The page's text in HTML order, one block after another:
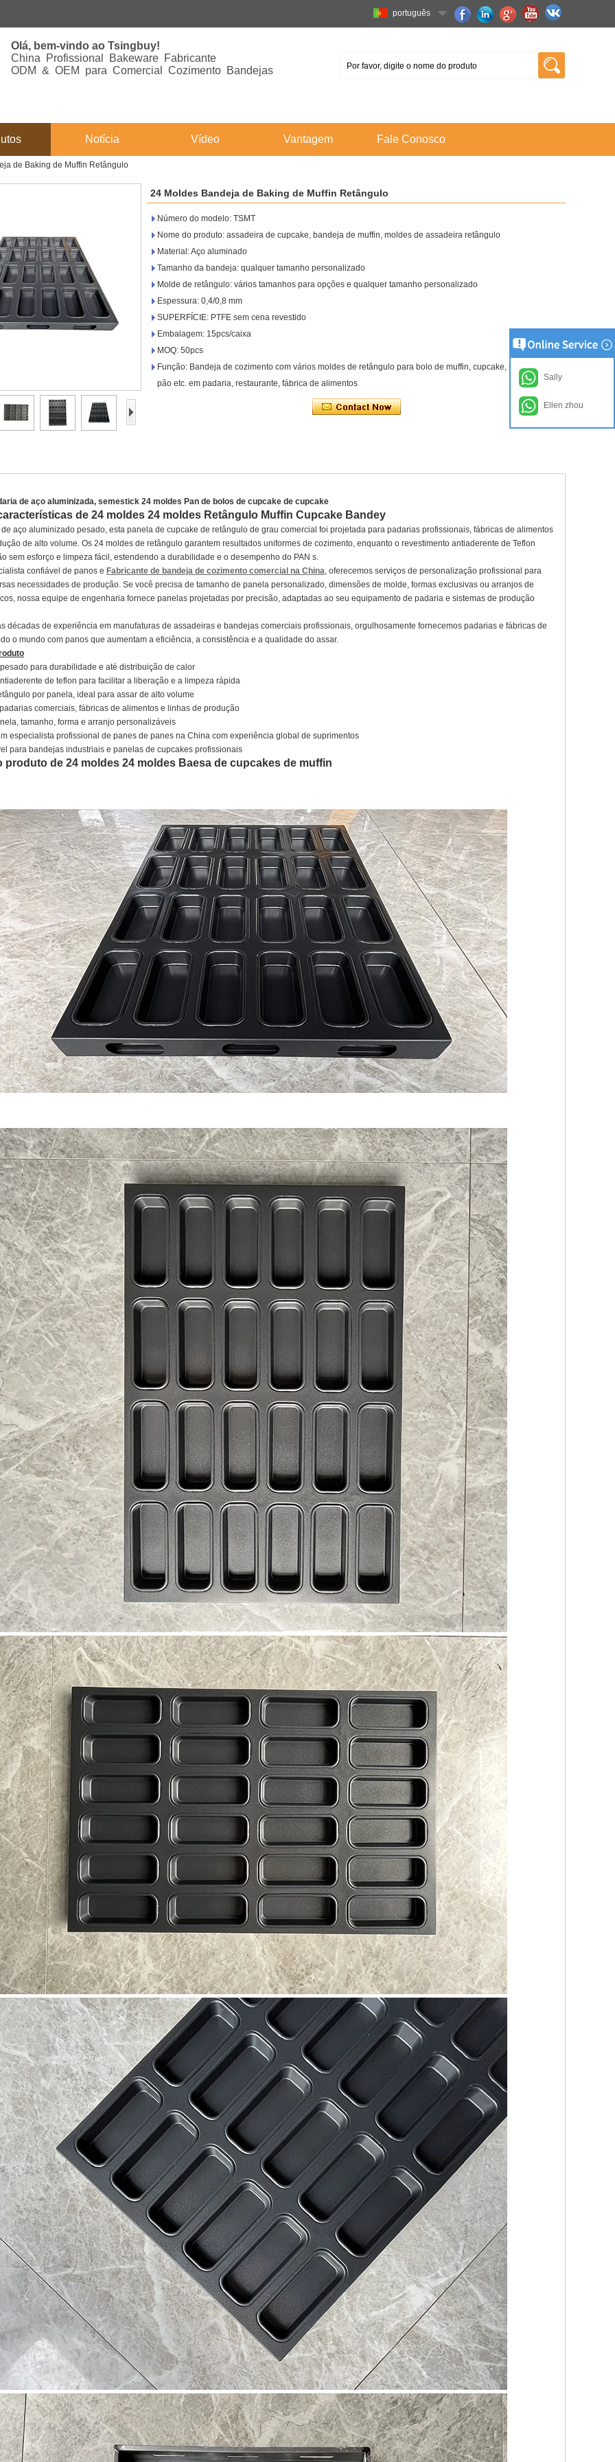
português
Olá, bem-vindo ao Tsingbuy!
China Profissional Bakeware Fabricante
ODM & OEM para Comercial Cozimento Bandejas
Notícia Vídeo Vantagem Fale Conosco
de Baking de Muffin Retângulo
24 Moldes Bandeja de Baking de Muffin Retângulo
Número do modelo: TSMT
Nome do produto: assadeira de cupcake, bandeja de muffin, moldes de assadeira retângulo
Material: Aço aluminado
Tamanho da bandeja: qualquer tamanho personalizado
Molde de retângulo: vários tamanhos para opções e qualquer tamanho personalizado
Espessura: 0,4/0,8 mm
SUPERFÍCIE: PTFE sem cena revestido
Embalagem: 15pcs/caixa
MOQ: 50pcs
Função: Bandeja de cozimento com vários moldes de retângulo para bolo de muffin, cupcake, mini pão de
pão etc. em padaria, restaurante, fábrica de alimentos
de aço aluminizada, semestick 24 moldes Pan de bolos de cupcake de cupcake
de 24 moldes 24 moldes Retângulo Muffin Cupcake Bandey
aço aluminizado pesado, esta panela de cupcake de retângulo de grau comercial foi projetada para padarias profissionais, fábricas de alimentos
de alto volume. Os 24 moldes de retângulo garantem resultados uniformes de cozimento, enquanto o revestimento antiaderente de Teflon
sem esforço e limpeza fácil, estendendo a durabilidade e o desempenho do PAN s.
confiável de panos e Fabricante de bandeja de cozimento comercial na China, oferecemos serviços de personalização profissional para
necessidades de produção. Se você precisa de tamanho de panela personalizado, dimensões de molde, formas exclusivas ou arranjos de
nossa equipe de engenharia fornece panelas projetadas por precisão, adaptadas ao seu equipamento de padaria e sistemas de produção
décadas de experiência em manufaturas de assadeiras e bandejas comerciais profissionais, orgulhosamente fornecemos padarias e fábricas de
o mundo com panos que aumentam a eficiência, a consistência e a qualidade do assar.
para durabilidade e até distribuição de calor
de teflon para facilitar a liberação e a limpeza rápida
por panela, ideal para assar de alto volume
comerciais, fábricas de alimentos e linhas de produção
tamanho, forma e arranjo personalizáveis
especialista profissional de panes de panes na China com experiência global de suprimentos
para bandejas industriais e panelas de cupcakes profissionais
produto de 24 moldes 24 moldes Baesa de cupcakes de muffin
Sally
Ellen zhou